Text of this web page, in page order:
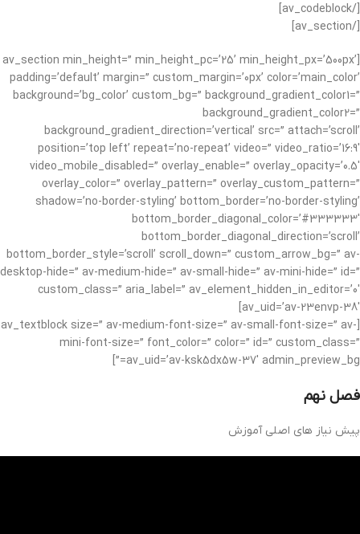
[/av_codeblock]
[/av_section]
[av_section min_height=” min_height_pc=’25’ min_height_px=’500px’
padding=’default’ margin=” custom_margin=’0px’ color=’main_color’
background=’bg_color’ custom_bg=” background_gradient_color1=”
background_gradient_color2=”
background_gradient_direction=’vertical’ src=” attach=’scroll’
position=’top left’ repeat=’no-repeat’ video=” video_ratio=’16:9′
video_mobile_disabled=” overlay_enable=” overlay_opacity=’0.5′
overlay_color=” overlay_pattern=” overlay_custom_pattern=”
shadow=’no-border-styling’ bottom_border=’no-border-styling’
bottom_border_diagonal_color=’#333333′
bottom_border_diagonal_direction=’scroll’
bottom_border_style=’scroll’ scroll_down=” custom_arrow_bg=” av-
desktop-hide=” av-medium-hide=” av-small-hide=” av-mini-hide=” id=”
custom_class=” aria_label=” av_element_hidden_in_editor=’0′
av_uid=’av-23envp-38′]
[av_textblock size=” av-medium-font-size=” av-small-font-size=” av-
mini-font-size=” font_color=” color=” id=” custom_class=”
av_uid=’av-ksk5dx5w-37′ admin_preview_bg=”]
فصل نهم
پیش نیاز های اصلی آموزش